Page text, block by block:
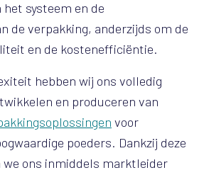
systeem en de
de verpakking, anderzijds om de
en de kostenefficiëntie.
hebben wij ons volledig
en produceren van
voor
poeders. Dankzij deze
we ons inmiddels marktleider